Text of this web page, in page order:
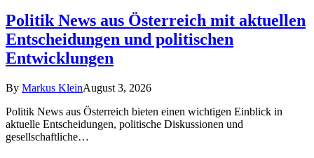
Politik News aus Österreich mit aktuellen
Entscheidungen und politischen
Entwicklungen
By Markus KleinAugust 3, 2026
Politik News aus Österreich bieten einen wichtigen Einblick in
aktuelle Entscheidungen, politische Diskussionen und
gesellschaftliche…